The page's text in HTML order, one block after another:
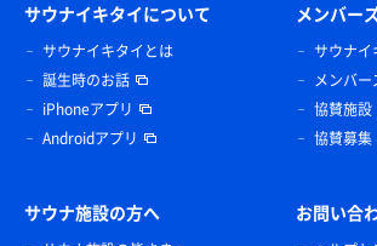
肉吸い・シャケおにぎり（イエス定食
スルスル入って(ﾟдﾟ)ｳﾏｰ
サウナイキタイについて
サウナイキタイとは
誕生時のお話
iPhoneアプリ
Androidアプリ
メンバー
サウナイ
メンバー
協賛施設
協賛募集
サウナ施設の方へ お問い合